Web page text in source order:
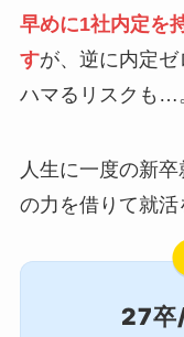
早めに1社内定を
すが、逆に内定
ハマるリスクも…
人生に一度の新
の力を借りて就活
27卒